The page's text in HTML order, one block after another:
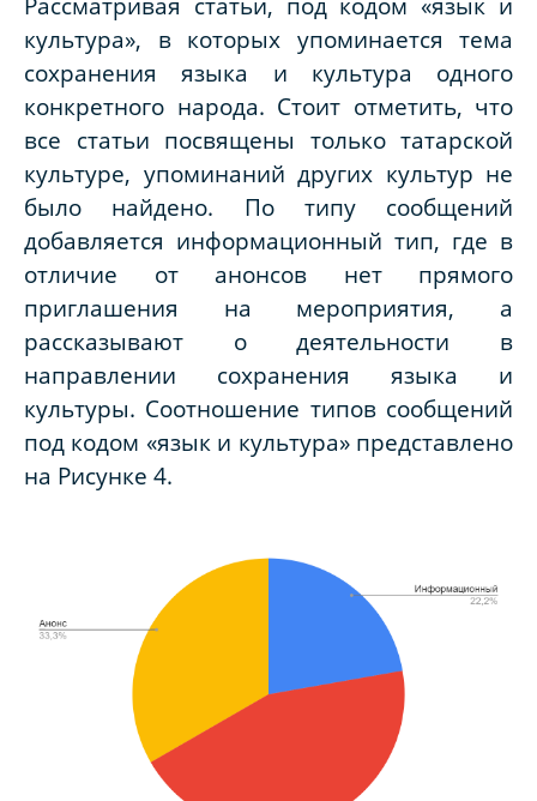
культура», в которых упоминается тема
сохранения языка и культура одного
конкретного народа. Стоит отметить, что
все статьи посвящены только татарской
культуре, упоминаний других культур не
было найдено. По типу сообщений
добавляется информационный тип, где в
отличие от анонсов нет прямого
приглашения на мероприятия, а
рассказывают о деятельности в
направлении сохранения языка и
культуры. Соотношение типов сообщений
под кодом «язык и культура» представлено
на Рисунке 4.